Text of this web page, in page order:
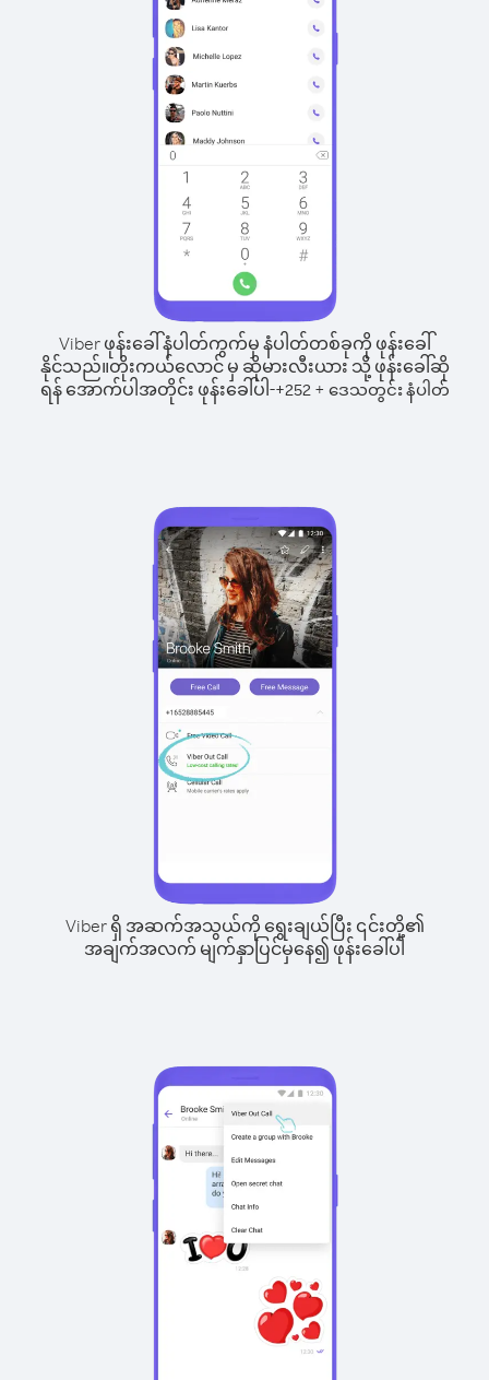
Viber ဖုန်းခေါ်နံပါတ်ကွက်မှ နံပါတ်တစ်ခုကို ဖုန်းခေါ်
နိုင်သည်။တိုးကယ်လောင် မှ ဆိုမားလီးယား သို့ ဖုန်းခေါ်ဆို
ရန် အောက်ပါအတိုင်း ဖုန်းခေါ်ပါ-+252+ ဒေသတွင်း နံပါတ်
Viber ရှိ အဆက်အသွယ်ကို ရွေးချယ်ပြီး ၎င်းတို့၏
အချက်အလက် မျက်နှာပြင်မှနေ၍ ဖုန်းခေါ်ပါ